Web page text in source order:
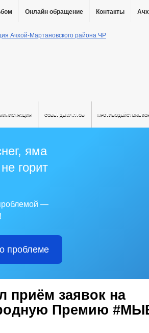
Онлайн обращение Контакты
СОВЕТ ДЕПУТАТОВ ПРОТИВОДЕЙСТВИЕ
яма
горит
—
проблеме
приём заявок на
Премию